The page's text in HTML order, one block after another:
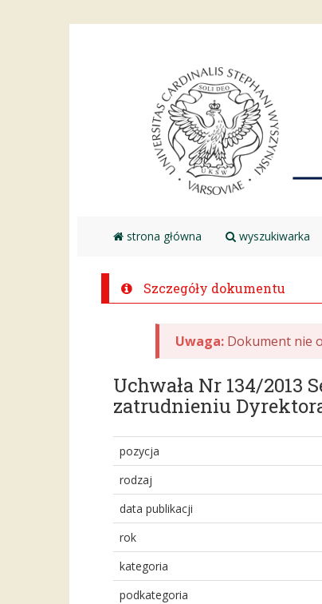
strona główna wyszukiwarka
Szczegóły dokumentu
Uwaga: Dokument nie
Uchwała Nr 134/2013
zatrudnieniu
pozycja
rodzaj
data publikacji
rok
kategoria
podkategoria